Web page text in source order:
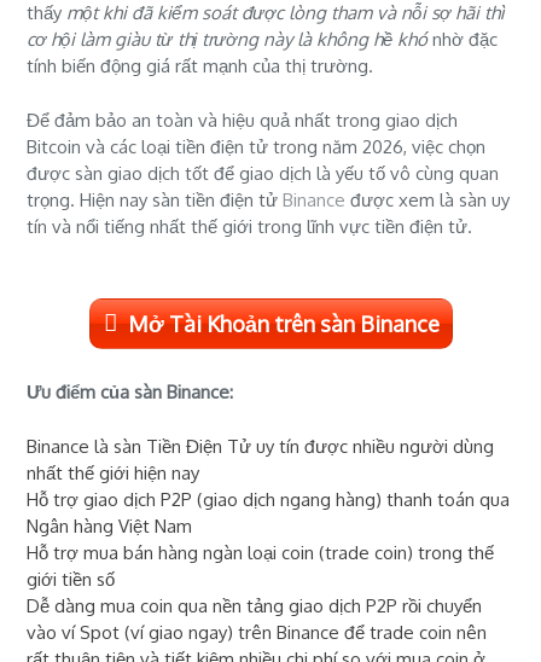
thấy một khi đã kiểm soát được lòng tham và nỗi sợ hãi thì
cơ hội làm giàu từ thị trường này là không hề khónhờ đặc
tính biến động giá rất mạnh của thị trường.
Để đảm bảo an toàn và hiệu quả nhất trong giao dịch
Bitcoin và các loại tiền điện tử trong năm 2026, việc chọn
được sàn giao dịch tốt để giao dịch là yếu tố vô cùng quan
trọng. Hiện nay sàn tiền điện tửBinance được xem là sàn uy
tín và nổi tiếng nhất thế giới trong lĩnh vực tiền điện tử.
Mở Tài Khoản trên sàn Binance
Ưu điểm của sàn Binance:
Binance là sàn Tiền Điện Tử uy tín được nhiều người dùng
nhất thế giới hiện nay
Hỗ trợ giao dịch P2P (giao dịch ngang hàng) thanh toán qua
Ngân hàng Việt Nam
Hỗ trợ mua bán hàng ngàn loại coin (trade coin) trong thế
giới tiền số
Dễ dàng mua coin qua nền tảng giao dịch P2P rồi chuyển
vào ví Spot (ví giao ngay) trên Binance để trade coin nên